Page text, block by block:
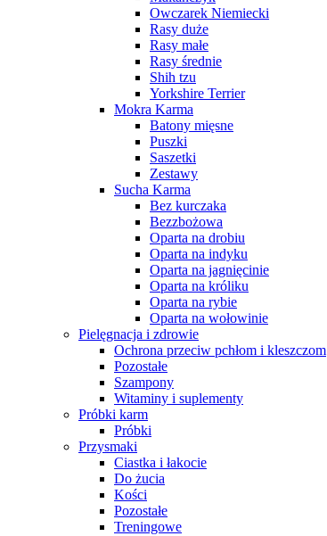
Owczarek Niemiecki
Rasy duże
Rasy małe
Rasy średnie
Shih tzu
Yorkshire Terrier
Mokra Karma
Batony mięsne
Puszki
Saszetki
Zestawy
Sucha Karma
Bez kurczaka
Bezzbożowa
Oparta na drobiu
Oparta na indyku
Oparta na jagnięcinie
Oparta na króliku
Oparta na rybie
Oparta na wołowinie
Pielęgnacja i zdrowie
Ochrona przeciw pchłom i kleszczom
Pozostałe
Szampony
Witaminy i suplementy
Próbki karm
Próbki
Przysmaki
Ciastka i łakocie
Do żucia
Kości
Pozostałe
Treningowe